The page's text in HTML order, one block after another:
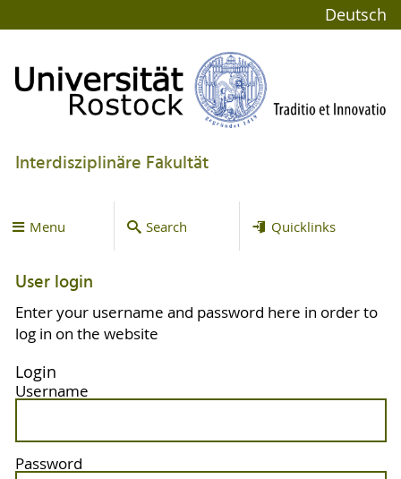
Deutsch
Interdisziplinäre Fakultät
Menu Search Quicklinks
User login
Enter your username and password here in order to
log in on the website
Login
Username
Password